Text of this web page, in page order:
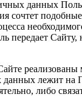
действия
с Сайтом. В
условиях, информация,
механизмы
случае, если некоторые
обязан исправить